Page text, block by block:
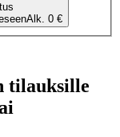
Alk. 0 €
tilauksille